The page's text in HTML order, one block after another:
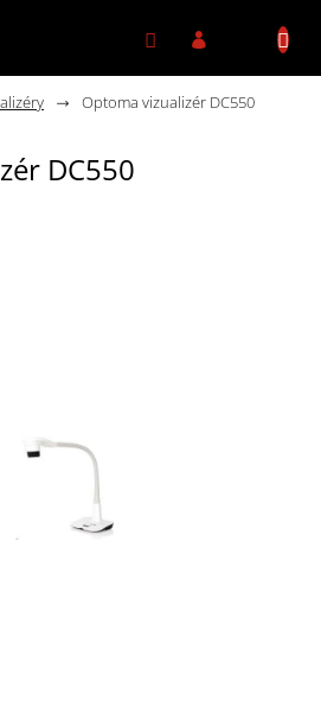
Optoma vizualizér DC550
DC550